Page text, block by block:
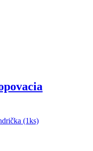
(1ks)